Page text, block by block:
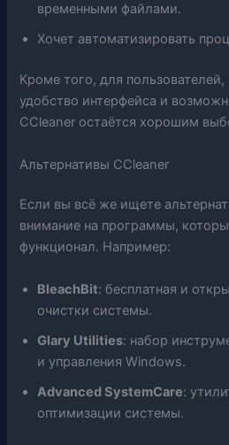
временными файлами.
Хочет автоматизировать
Кроме того, для
удобство интерфейса и
CCleaner остаётся хорошим
Альтернативы CCleaner
Если вы всё же ищете
внимание на программы,
функционал. Например:
BleachBit: бесплатная и
очистки системы.
Glary Utilities: набор
и управления Windows.
Advanced SystemCare:
оптимизации системы.